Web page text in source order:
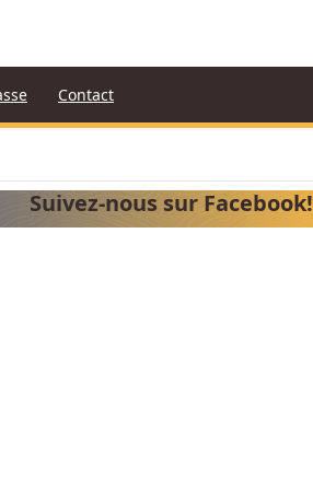
Contact
Suivez-nous sur Facebook!